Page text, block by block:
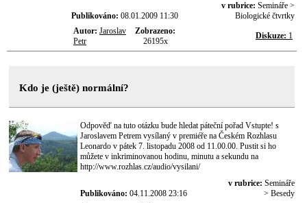
Publikováno: 08.01.2009 11:30
v rubrice: Semináře >
Biologické čtvrtky
Autor: Jaroslav
Petr
Zobrazeno:
26195x
Diskuze: 1
Kdo je (ještě) normální?
Odpověď na tuto otázku bude hledat páteční pořad Vstupte! s
Jaroslavem Petrem vysílaný v premiéře na Českém Rozhlasu
Leonardo v pátek 7. listopadu 2008 od 11.00.00. Pustit si ho
můžete v inkriminovanou hodinu, minutu a sekundu na
http://www.rozhlas.cz/audio/vysilani/
Publikováno: 04.11.2008 23:16
v rubrice: Semináře
> Besedy